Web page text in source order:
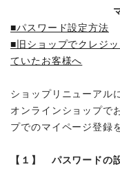
meeting_room ログイン
■パスワード設定方法
■旧ショップでクレジ
ていたお客様へ
ショップリニューアル
オンラインショップで
プでのマイページ登録
【１】 パスワードの